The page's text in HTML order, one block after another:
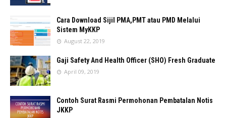
Cara Download Sijil PMA,PMT atau PMD Melalui
Sistem MyKKP
August 22, 2019
Gaji Safety And Health Officer (SHO) Fresh Graduate
April 09, 2019
Contoh Surat Rasmi Permohonan Pembatalan Notis
JKKP